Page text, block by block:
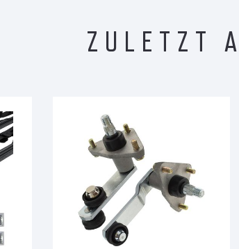
ZULETZT